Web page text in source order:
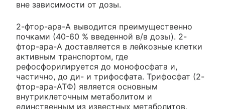
вне зависимости от дозы.
2-фтор-ара-А выводится преимущественно
почками (40-60 % введенной в/в дозы). 2-
фтор-ара-А доставляется в лейкозные клетки
активным транспортом, где
рефосфорилируется до монофосфата и,
частично, до ди- и трифосфата. Трифосфат (2-
фтор-ара-АТФ) является основным
внутриклеточным метаболитом и
единственным из известных метаболитов,